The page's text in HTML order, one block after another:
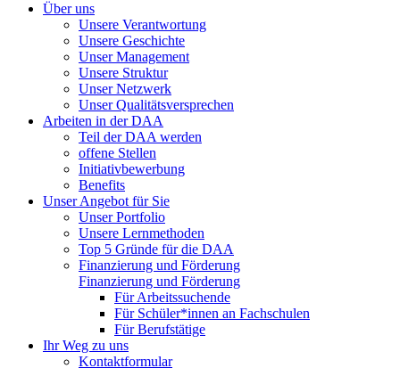
Über uns
Unsere Verantwortung
Unsere Geschichte
Unser Management
Unsere Struktur
Unser Netzwerk
Unser Qualitätsversprechen
Arbeiten in der DAA
Teil der DAA werden
offene Stellen
Initiativbewerbung
Benefits
Unser Angebot für Sie
Unser Portfolio
Unsere Lernmethoden
Top 5 Gründe für die DAA
Finanzierung und Förderung
Finanzierung und Förderung
Für Arbeitssuchende
Für Schüler*innen an Fachschulen
Für Berufstätige
Ihr Weg zu uns
Kontaktformular